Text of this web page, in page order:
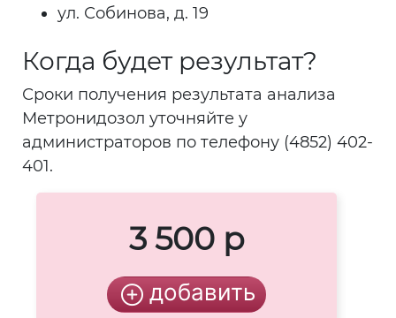
ул. Собинова, д. 19
Когда будет результат?
Сроки получения результата анализа
Метронидозол уточняйте у
администраторов по телефону (4852) 402-
401.
3 500 р